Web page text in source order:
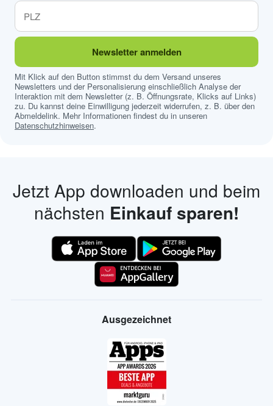
Newsletter anmelden
Mit Klick auf den Button stimmst du dem Versand unseres
Newsletters und der Personalisierung einschließlich Analyse der
Interaktion mit dem Newsletter (z. B. Öffnungsrate, Klicks auf Links)
zu. Du kannst deine Einwilligung jederzeit widerrufen, z. B. über den
Abmeldelink. Mehr Informationen findest du in unseren
Datenschutzhinweisen.
Jetzt App downloaden und beim
nächsten Einkauf sparen!
Ausgezeichnet